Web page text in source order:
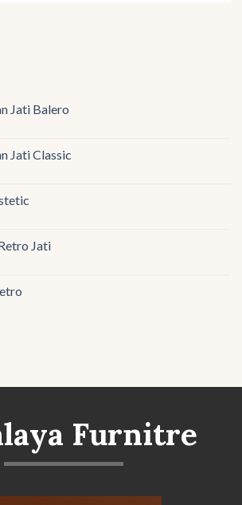
Jati Balero
Jati Classic
Jati
Furnitre